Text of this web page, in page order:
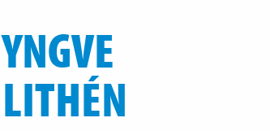
YNGVE
LITHÉN